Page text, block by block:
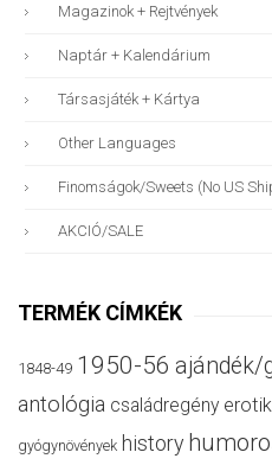
Magazinok + Rejtvények
Naptár + Kalendárium
Társasjáték + Kártya
Other Languages
Finomságok/sweets (no US
AKCIÓ/SALE
TERMÉK CÍMKÉK
1848-49 1950-56 ajándék/
antológia családregény
gyógynövények history